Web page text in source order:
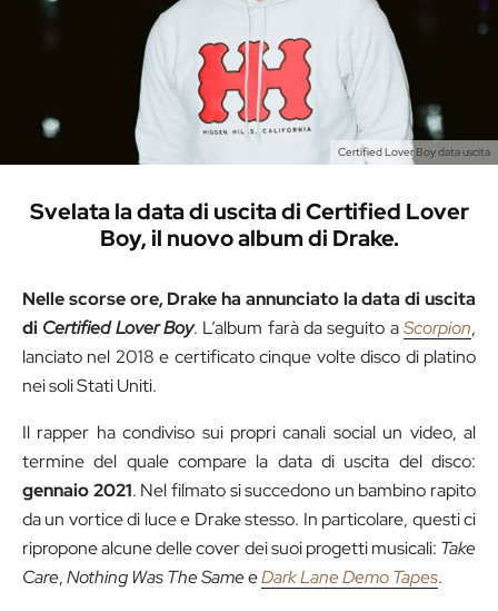
Certified Lover Boy data uscita
Svelata la data di uscita di Certified Lover
Boy, il nuovo album di Drake.
Nelle scorse ore, Drake ha annunciato la data di uscita
di Certified Lover Boy. L’album farà da seguito aScorpion,
lanciato nel 2018 e certificato cinque volte disco di platino
nei soli Stati Uniti.
Il rapper ha condiviso sui propri canali social un video, al
termine del quale compare la data di uscita del disco:
gennaio 2021. Nel filmato si succedono un bambino rapito
da un vortice di luce e Drake stesso. In particolare, questi ci
ripropone alcune delle cover dei suoi progetti musicali: Take
Care,Nothing Was The SameeDark Lane Demo Tapes.